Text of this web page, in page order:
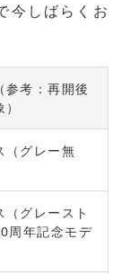
今しばらくお
参考：再開後
（グレー無
（グレースト
周年記念モデ